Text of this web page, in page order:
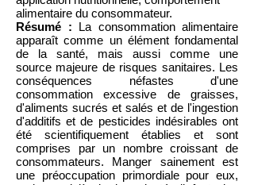
alimentaire du consommateur.
Résumé : La consommation alimentaire
apparaît comme un élément fondamental
de la santé, mais aussi comme une
source majeure de risques sanitaires. Les
conséquences néfastes d'une
consommation excessive de graisses,
d'aliments sucrés et salés et de l'ingestion
d'additifs et de pesticides indésirables ont
été scientifiquement établies et sont
comprises par un nombre croissant de
consommateurs. Manger sainement est
une préoccupation primordiale pour eux,